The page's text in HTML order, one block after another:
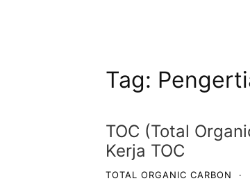
Tag:
TOC (Total
Kerja TOC
TOTAL ORGANIC CARBON ·